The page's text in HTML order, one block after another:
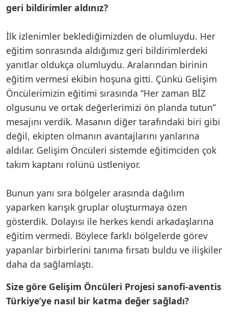
geri bildirimler aldınız?
İlk izlenimler beklediğimizden de olumluydu. Her
eğitim sonrasında aldığımız geri bildirimlerdeki
yanıtlar oldukça olumluydu. Aralarından birinin
eğitim vermesi ekibin hoşuna gitti. Çünkü Gelişim
Öncülerimizin eğitimi sırasında “Her zaman BİZ
olgusunu ve ortak değerlerimizi ön planda tutun”
mesajını verdik. Masanın diğer tarafındaki biri gibi
değil, ekipten olmanın avantajlarını yanlarına
aldılar. Gelişim Öncüleri sistemde eğitimciden çok
takım kaptanı rolünü üstleniyor.
Bunun yanı sıra bölgeler arasında dağılım
yaparken karışık gruplar oluşturmaya özen
gösterdik. Dolayısı ile herkes kendi arkadaşlarına
eğitim vermedi. Böylece farklı bölgelerde görev
yapanlar birbirlerini tanıma fırsatı buldu ve ilişkiler
daha da sağlamlaştı.
Size göre Gelişim Öncüleri Projesi sanofi-aventis
Türkiye’ye nasıl bir katma değer sağladı?